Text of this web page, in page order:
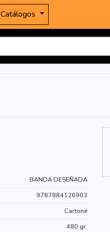
Catálogos
BANDA DESEÑADA
9787884126903
Cartoné
480 gr.